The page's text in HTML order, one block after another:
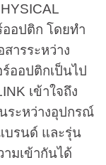
ออปติก โดยทำ
ารระหว่าง
ออปติกเป็นไป
เข้าใจถึง
ระหว่างอุปกรณ์
บรนด์ และรุ่น
มเข้ากันได้